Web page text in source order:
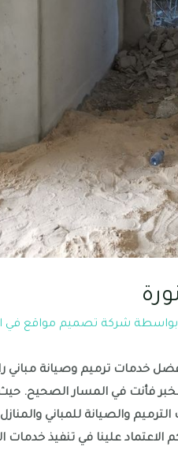
شركة تصميم مواقع في
خدمات ترميم وصيانة مباني
فأنت في المسار الصحيح.
والصيانة للمباني
علينا في تنفيذ خدمات